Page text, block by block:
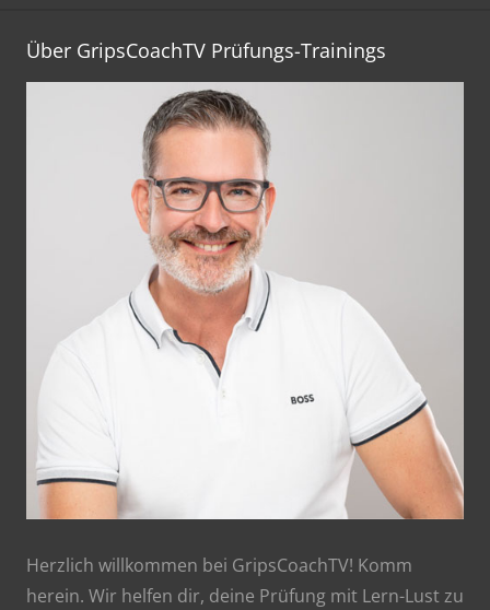
Über GripsCoachTV Prüfungs-Trainings
Herzlich willkommen bei GripsCoachTV! Komm
herein. Wir helfen dir, deine Prüfung mit Lern-Lust zu